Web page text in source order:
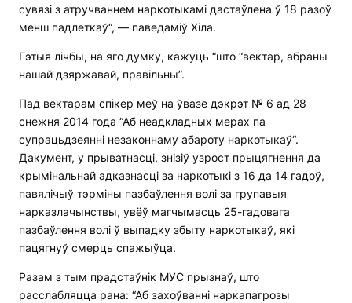
сувязі з атручваннем наркотыкамі дастаўлена ў 18 разоў
менш падлеткаў“, — паведаміў Хіла.
Гэтыя лічбы, на яго думку, кажуць “што “вектар, абраны
нашай дзяржавай, правільны”.
Пад вектарам спікер меў на ўвазе дэкрэт № 6 ад 28
снежня 2014 года “Аб неадкладных мерах па
супрацьдзеянні незаконнаму абароту наркотыкаў“.
Дакумент, у прыватнасці, знізіў узрост прыцягнення да
крымінальнай адказнасці за наркотыкі з 16 да 14 гадоў,
павялічыў тэрміны пазбаўлення волі за групавыя
нарказлачынствы, увёў магчымасць 25-гадовага
пазбаўлення волі ў выпадку збыту наркотыкаў, які
пацягнуў смерць спажыўца.
Разам з тым прадстаўнік МУС прызнаў, што
расслабляцца рана: “Аб захоўванні наркапагрозы